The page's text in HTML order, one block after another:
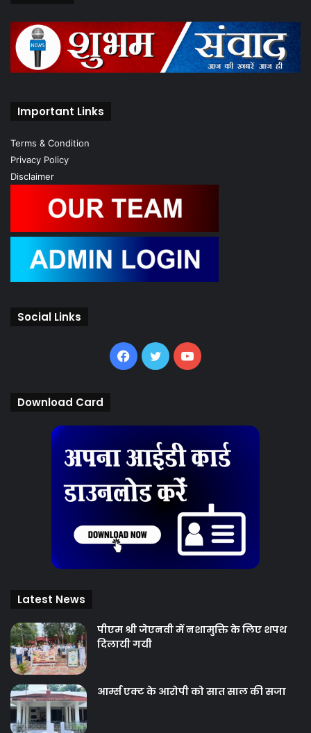
About Us
Important Links
Terms & Condition
Disclaimer
Download Card
Latest News
पीएम श्री जेएनवी में नशामुक्ति के लिए शपथ